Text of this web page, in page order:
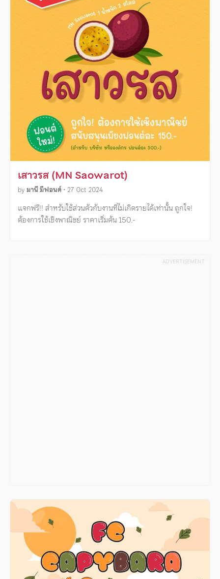
เสาวรส (MN Saowarot)
byมานี มีฟอนต์ • 27 Oct 2024
แจกฟรี!! สำหรับใช้ส่วนตัวกับงานที่ไม่เกิดรายได้เท่านั้น ถูกใจ!
ต้องการใช้เชิงพาณิชย์ ราคาเริ่มต้น 150.-